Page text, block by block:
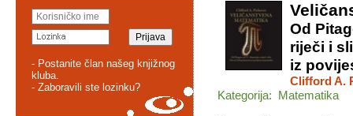
- Postanite član našeg knjižnog
kluba.
- Zaboravili ste lozinku?
Od
riječi i
iz
Clifford A.
Kategorija: Matematika